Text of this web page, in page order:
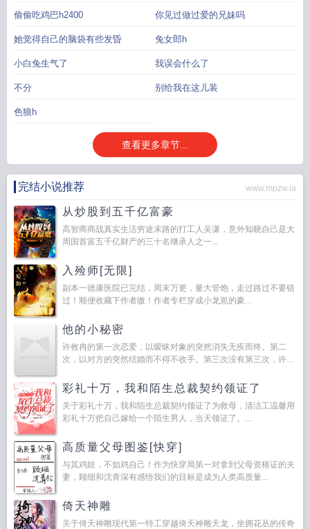
偷偷吃鸡巴h2400 你见过做过爱的兄妹吗
她觉得自己的脑袋有些发昏 兔女郎h
小白兔生气了 我误会什么了
不分 别给我在这儿装
色狼h
查看更多章节...
完结小说推荐 www.mpzw.la
从炒股到五千亿富豪
高智商商战真实生活穷途末路的打工人吴潇，意外知晓自己是大
周国首富五千亿财产的三十名继承人之一...
入殓师[无限]
副本一德康医院已完结，周末万更，量大管饱，走过路过不要错
过！顺便收藏下作者嗷！作者专栏穿成小龙崽的豪...
他的小秘密
许攸冉的第一次恋爱，以暧昧对象的突然消失无疾而终。第二
次，以对方的突然结婚而不得不收手。第三次没有第三次，许...
彩礼十万，我和陌生总裁契约领证了
关于彩礼十万，我和陌生总裁契约领证了为救母，清洁工温馨用
彩礼十万把自己嫁给一个陌生男人，当天领证了。...
高质量父母图鉴[快穿]
与其鸡娃，不如鸡自己！作为快穿局第一对拿到父母资格证的夫
妻，顾细和沈青深有感悟我们的目标是成为人类高质量...
倚天神雕
关于倚天神雕现代第一特工穿越倚天神雕天龙，坐拥花丛的传奇